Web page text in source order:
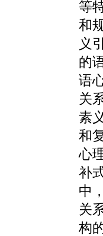
等
和
义
的
语
关
素
和
心
补
中
关
构